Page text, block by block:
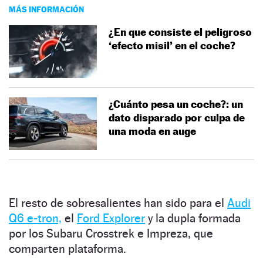
MÁS INFORMACIÓN
¿En que consiste el peligroso
‘efecto misil’ en el coche?
¿Cuánto pesa un coche?: un
dato disparado por culpa de
una moda en auge
El resto de sobresalientes han sido para el Audi
Q6 e-tron, el Ford Explorer y la dupla formada
por los Subaru Crosstrek e Impreza, que
comparten plataforma.